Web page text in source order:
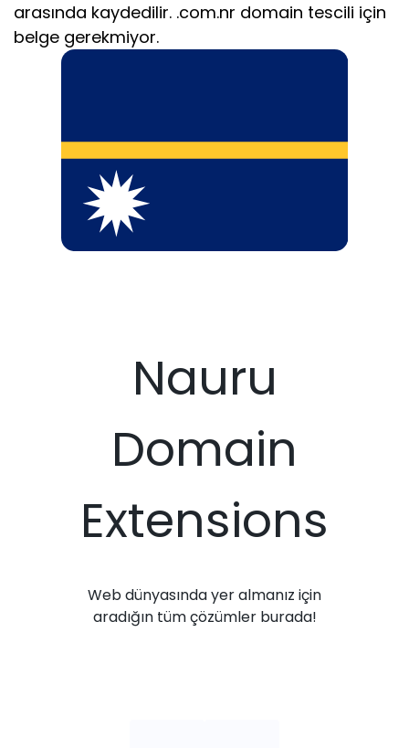
arasında kaydedilir. .com.nr domain tescili için
belge gerekmiyor.
Nauru
Domain
Extensions
Web dünyasında yer almanız için
aradığın tüm çözümler burada!